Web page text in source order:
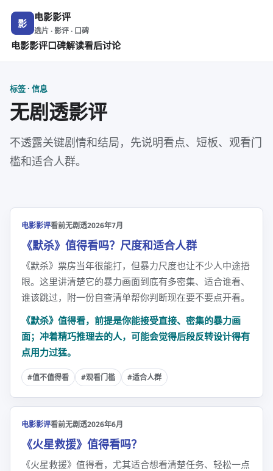
影
电影影评
选片 · 影评 · 口碑
电影影评口碑解读看后讨论
标签 · 信息
无剧透影评
不透露关键剧情和结局，先说明看点、短板、观看门
槛和适合人群。
电影影评看前无剧透2026年7月
《默杀》值得看吗？尺度和适合人群
《默杀》票房当年很能打，但暴力尺度也让不少人中途捂
眼。这里讲清楚它的暴力画面到底有多密集、适合谁看、
谁该跳过，附一份自查清单帮你判断现在要不要点开看。
《默杀》值得看，前提是你能接受直接、密集的暴力画
面；冲着精巧推理去的人，可能会觉得后段反转设计得有
点用力过猛。
#值不值得看 #观看门槛 #适合人群
电影影评看前无剧透2026年6月
《火星救援》值得看吗？
《火星救援》值得看，尤其适合想看清楚任务、轻松一点